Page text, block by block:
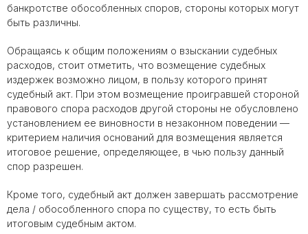
банкротстве обособленных споров, стороны которых могут
быть различны.
Обращаясь к общим положениям о взыскании судебных
расходов, стоит отметить, что возмещение судебных
издержек возможно лицом, в пользу которого принят
судебный акт. При этом возмещение проигравшей стороной
правового спора расходов другой стороны не обусловлено
установлением ее виновности в незаконном поведении —
критерием наличия оснований для возмещения является
итоговое решение, определяющее, в чью пользу данный
спор разрешен.
Кроме того, судебный акт должен завершать рассмотрение
дела / обособленного спора по существу, то есть быть
итоговым судебным актом.